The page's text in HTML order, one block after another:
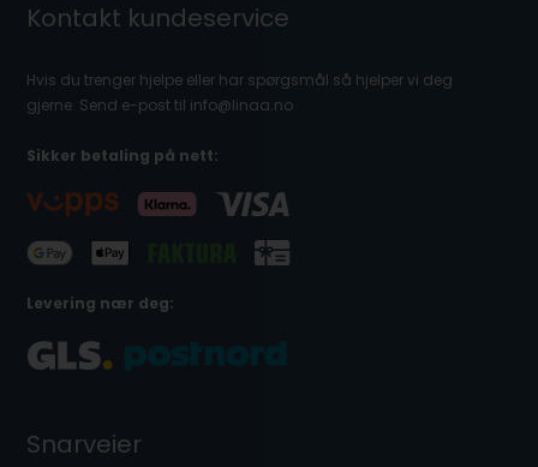
Kontakt kundeservice
Hvis du trenger hjelpe eller har spørgsmål så hjelper vi deg
gjerne. Send e-post til info@linaa.no
Sikker betaling på nett:
Levering nær deg:
Snarveier